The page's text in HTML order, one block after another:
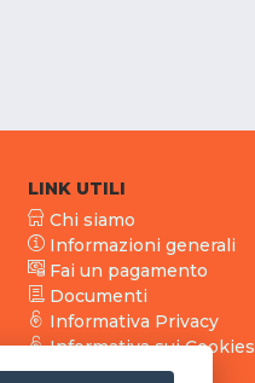
LINK UTILI
Chi siamo
Informazioni generali
Fai un pagamento
Documenti
Informativa Privacy
Informativa sui Cookies